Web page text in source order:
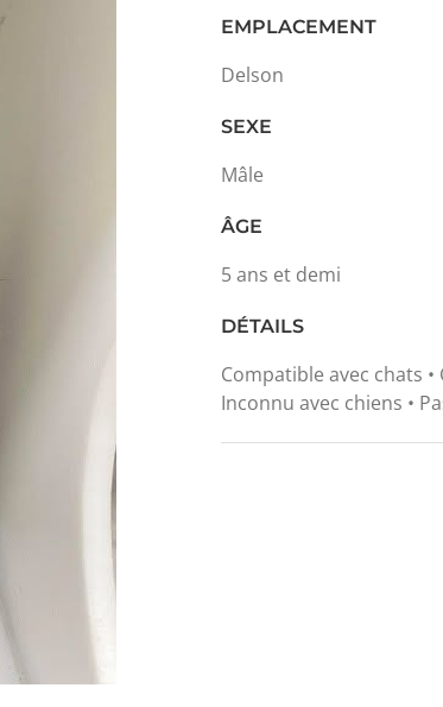
EMPLACEMENT
Delson
SEXE
Mâle
ÂGE
5 ans et demi
DÉTAILS
Compatible avec chats
Inconnu avec chiens •